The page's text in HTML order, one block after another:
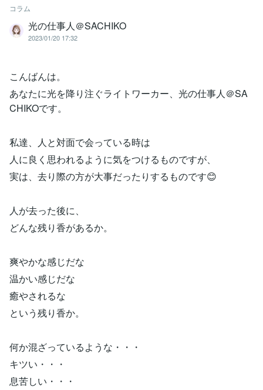
コラム
光の仕事人＠SACHIKO
2023/01/20 17:32
こんばんは。
あなたに光を降り注ぐライトワーカー、光の仕事人＠SA
CHIKOです。
私達、人と対面で会っている時は
人に良く思われるように気をつけるものですが、
実は、去り際の方が大事だったりするものです😊
人が去った後に、
どんな残り香があるか。
爽やかな感じだな
温かい感じだな
癒やされるな
という残り香か。
何か混ざっているような・・・
キツい・・・
息苦しい・・・